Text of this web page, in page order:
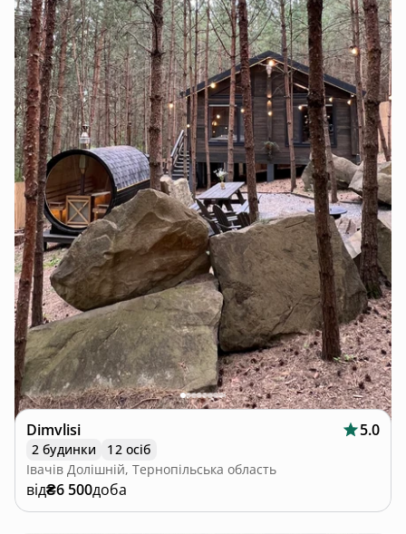
Dimvlisi 5.0
2 будинки
12 осіб
Івачів Долішній, Тернопільська область
від₴6 500доба